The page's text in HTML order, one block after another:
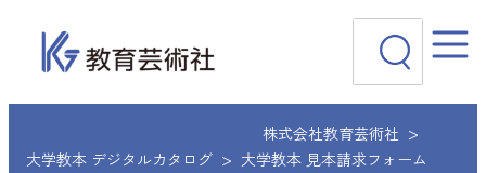
キ
株式会社教育芸術社
大学教本 デジタルカタログ
大学教本 見本請求フォーム